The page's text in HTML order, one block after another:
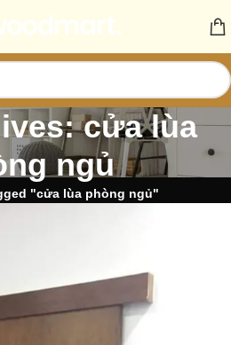
cửa lùa
ngủ
"cửa lùa phòng ngủ"